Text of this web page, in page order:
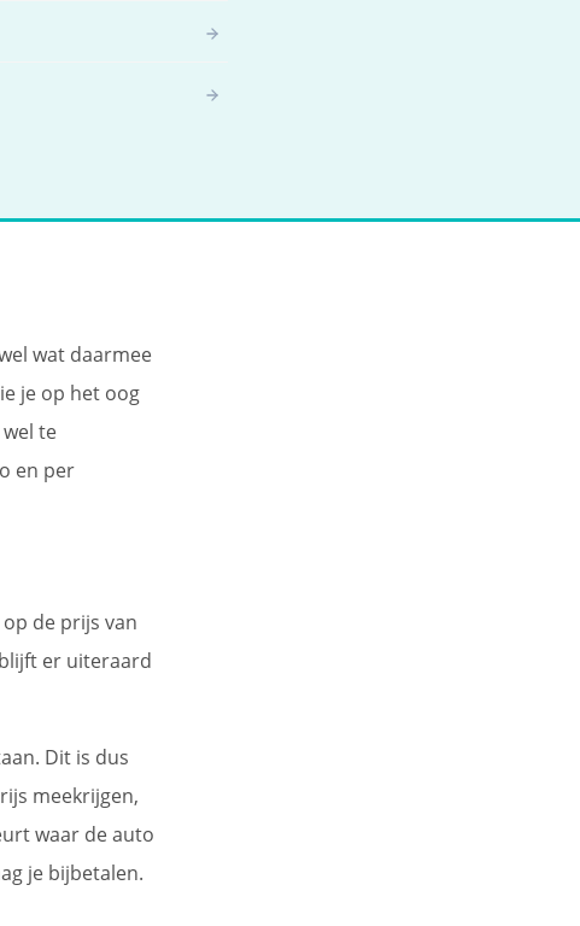
wat daarmee
je op het oog
te
en per
de prijs van
er uiteraard
Dit is dus
meekrijgen,
waar de auto
je bijbetalen.